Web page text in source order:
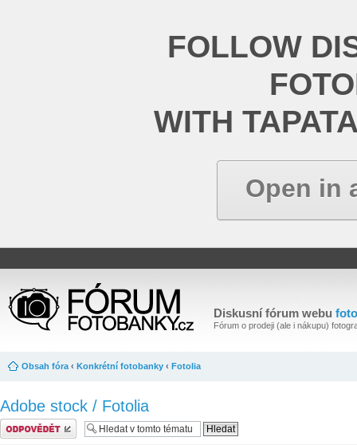
FOLLOW
WITH
Open in
Diskusní fórum webu
Fórum o prodeji (ale i nákupu)
Obsah fóra ‹ Konkrétní fotobanky ‹ Fotolia
Adobe stock / Fotolia
Odeslat odpověď